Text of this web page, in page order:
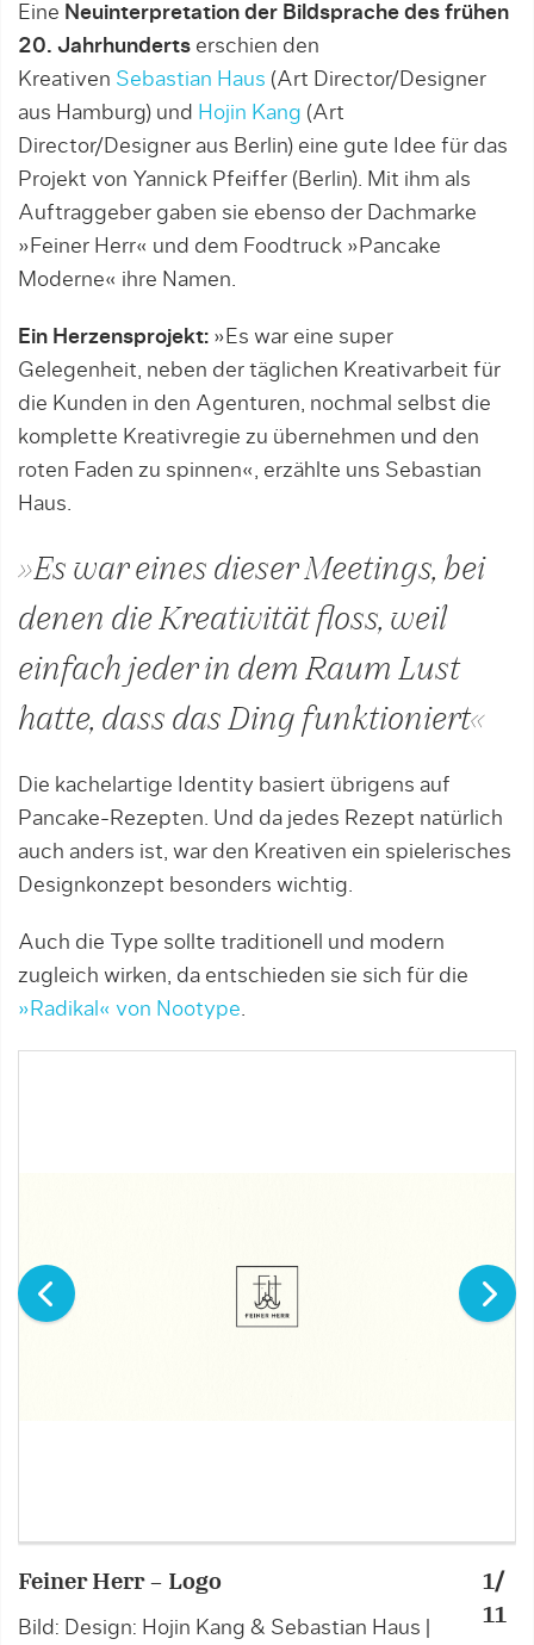
Eine Neuinterpretation der Bildsprache des frühen
20. Jahrhunderts erschien den
Kreativen Sebastian Haus (Art Director/Designer
aus Hamburg) und Hojin Kang (Art
Director/Designer aus Berlin) eine gute Idee für das
Projekt von Yannick Pfeiffer (Berlin). Mit ihm als
Auftraggeber gaben sie ebenso der Dachmarke
»Feiner Herr« und dem Foodtruck »Pancake
Moderne« ihre Namen.
Ein Herzensprojekt: »Es war eine super
Gelegenheit, neben der täglichen Kreativarbeit für
die Kunden in den Agenturen, nochmal selbst die
komplette Kreativregie zu übernehmen und den
roten Faden zu spinnen«, erzählte uns Sebastian
Haus.
»Es war eines dieser Meetings, bei
denen die Kreativität floss, weil
einfach jeder in dem Raum Lust
hatte, dass das Ding funktioniert«
Die kachelartige Identity basiert übrigens auf
Pancake-Rezepten. Und da jedes Rezept natürlich
auch anders ist, war den Kreativen ein spielerisches
Designkonzept besonders wichtig.
Auch die Type sollte traditionell und modern
zugleich wirken, da entschieden sie sich für die
»Radikal« von Nootype
Feiner Herr – Logo
Bild: Design: Hojin Kang & Sebastian Haus |
1/
11